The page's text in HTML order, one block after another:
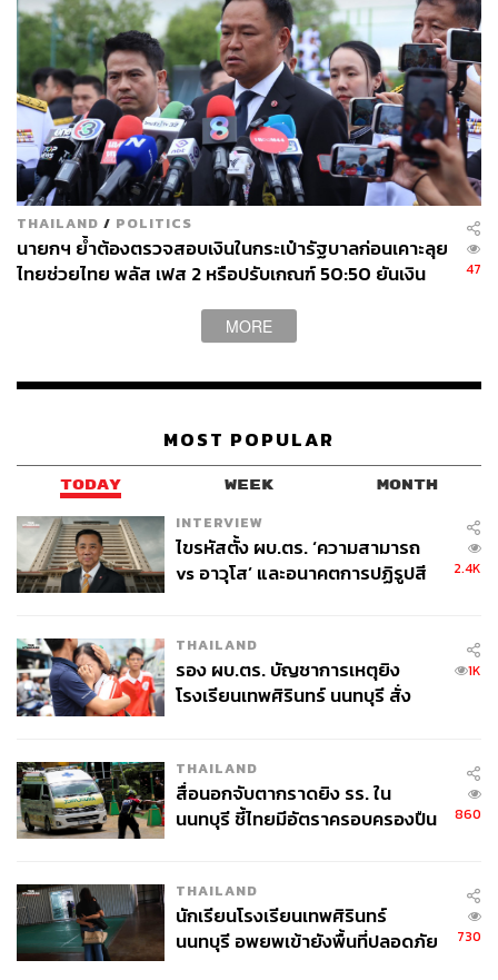
กรณ์เสริมต่อว่า ไม่ได้คัดค้านการช่วยเหลือประชาชน แต่
โครงการไทยช่วยไทยพลัส หรือการติดโซลาร์รูฟท็อป ไม่ได้
มีความเร่งด่วนถึงขั้นต้องกู้เงินนอกงบประมาณทันที แถม
พรรคภูมิใจไทยเคยหาเสียงโครงการคนละครึ่ง โดยระบุ
ชัดเจนว่าจะใช้งบประมาณปกติจำนวน 44,000 ล้านบาท แต่
กลับเปลี่ยนมากู้เงินแทน ราวกับเป็นการตระบัดสัตย์เชิง
นโยบาย
ดร.เอกนิติ นิติทัณฑ์ประภาศรองนายกรัฐมนตรี และรัฐมนตรี
ออก พ.ร.ก. กู้เงิน รายละเอียดโครงการจะตามมาในภายหลัง
แต่ครั้งนี้เป็นความจำเป็นเร่งด่วนที่ต้องเตรียมกระสุนไว้
รองรับวิกฤตโลกที่จะมาเป็นระลอก
ศิริกัญญาโต้กลับทันทีว่า การที่รัฐบาลมาขอเงินกู้ 4 แสนล้าน
หมายหรือโครงการชัดเจน และอ้างเพียงว่าเดี๋ยวรายละเอียด
มาทีหลัง ถือเป็นการตีเช็คเปล่าข้ามหัวสภา
ขณะที่กรณ์แสดงความกังวลว่า การกู้เงินตั้งแต่ตอนนี้เปรียบ
เสมือนการใช้กระสุนไปจนหมด หากในอนาคตเกิดวิกฤต
ใช้แก้วิกฤต
แม้ นายกฯ ยืนยันว่าพร้อมให้ตรวจสอบทุกขั้นตอน และมั่นใจ
ว่าเงินจะตกถึงมือประชาชน แต่กรณ์กลับเชื่อว่า พ.ร.ก. ฉบับนี้
การคลัง
“ปลัดกระทรวงการคลัง (ลวรณ แสงสนิท) เพิ่งระบุเมื่อ 2
เงิน แต่เหตุใดจึงเปลี่ยนแปลงความคิดไปได้เร็วขนาดนั้น”
กรณ์กล่าว
ทั้งนี้ กรณ์ฝากข้อเสนอแนะถึงรัฐบาลว่า ควรใช้วิธีลดภาษี
THAILAND / POLITICS
นายกฯ ย้ำต้องตรวจสอบเงินในกระเป๋ารัฐบาลก่อนเคาะลุย
ไทยช่วยไทย พลัส เฟส 2 หรือปรับเกณฑ์ 50:50 ยันเงิน
47
MORE
MOST POPULAR
TODAY WEEK MONTH
INTERVIEW
ไขรหัสตั้ง ผบ.ตร. ‘ความสามารถ
vs อาวุโส’ และอนาคตการปฏิรูปสี
2.4K
THAILAND
รอง ผบ.ตร. บัญชาการเหตุยิง
โรงเรียนเทพศิรินทร์ นนทบุรี สั่ง
1K
THAILAND
สื่อนอกจับตากราดยิง รร. ใน
นนทบุรี ชี้ไทยมีอัตราครอบครองปืน
860
THAILAND
นักเรียนโรงเรียนเทพศิรินทร์
นนทบุรี อพยพเข้ายังพื้นที่ปลอดภัย
730